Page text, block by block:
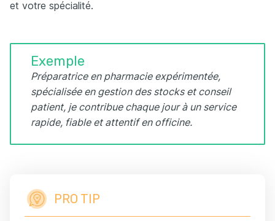
et votre spécialité.
Exemple
Préparatrice en pharmacie expérimentée,
spécialisée en gestion des stocks et conseil
patient, je contribue chaque jour à un service
rapide, fiable et attentif en officine.
PRO TIP